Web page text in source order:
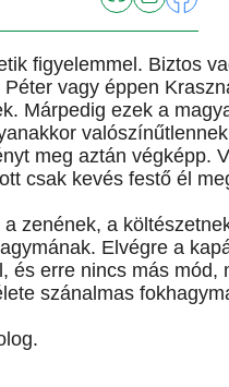
figyelemmel. Biztos
vagy éppen
Márpedig ezek a
meg aztán végképp.
csak kevés festő él
zenének, a
Elvégre a
és erre nincs más mód,
szánalmas